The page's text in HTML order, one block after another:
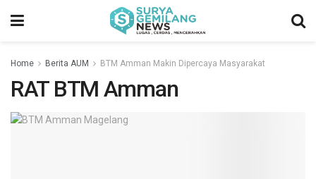
Home Berita AUM BTM Amman Makin Dipercaya Masyarakat
RAT BTM Amman